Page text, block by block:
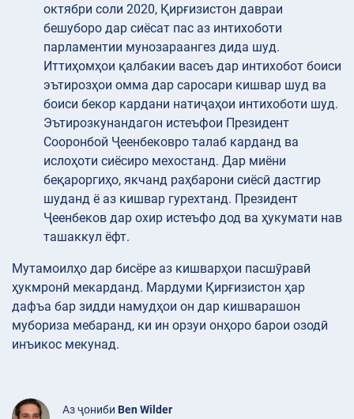
октябри соли 2020, Қирғизистон давраи
бешуборо дар сиёсат пас аз интихоботи
парламентии мунозараангез дида шуд.
Иттиҳомҳои қалбакии васеъ дар интихобот боиси
эътирозҳои омма дар саросари кишвар шуд ва
боиси бекор кардани натиҷаҳои интихоботи шуд.
Эътирозкунандагон истеъфои Президент
Сооронбой Ҷеенбековро талаб карданд ва
ислоҳоти сиёсиро мехостанд. Дар миёни
беқароргиҳо, якчанд раҳбарони сиёсӣ дастгир
шуданд ё аз кишвар гурехтанд. Президент
Ҷеенбеков дар охир истеъфо дод ва ҳукумати нав
ташаккул ёфт.
Мутамоилҳо дар бисёре аз кишварҳои пасшӯравӣ
ҳукмронӣ мекарданд. Мардуми Қирғизистон ҳар
дафъа бар зидди намудҳои он дар кишварашон
мубориза мебаранд, ки ин орзуи онҳоро барои озодӣ
инъикос мекунад.
Аз ҷониби Ben Wilder